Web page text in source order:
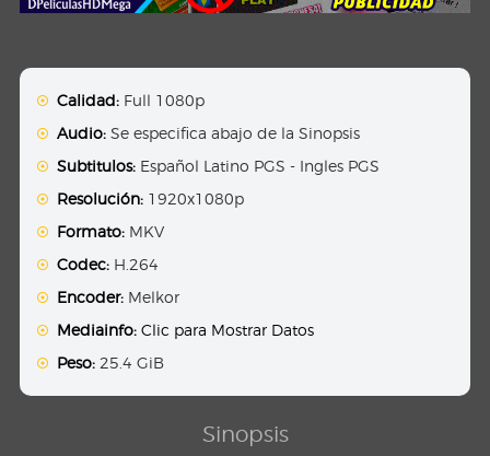
Calidad: Full 1080p
Audio: Se especifica abajo de la Sinopsis
Subtitulos: Español Latino PGS - Ingles PGS
Resolución: 1920x1080p
Formato: MKV
Codec: H.264
Encoder: Melkor
Mediainfo: Clic para Mostrar Datos
Peso: 25.4 GiB
Sinopsis